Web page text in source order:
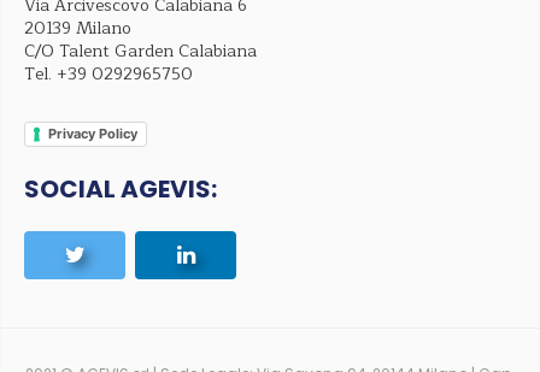
20139 Milano
C/O Talent Garden Calabiana
Tel. +39 0292965750
Privacy Policy
SOCIAL AGEVIS: